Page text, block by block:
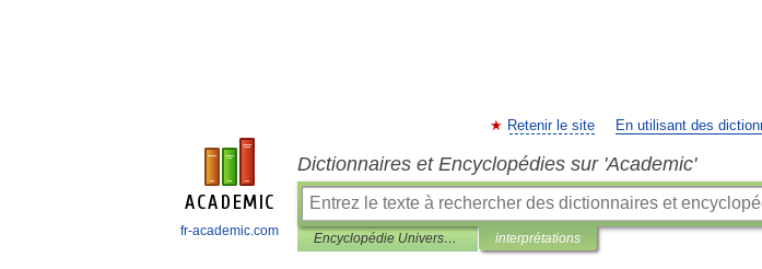
fr-academic.com
Retenir le site En utilisant des
Dictionnaires et Encyclopédies sur 'Academic'
Encyclopédie Universelle interprétations